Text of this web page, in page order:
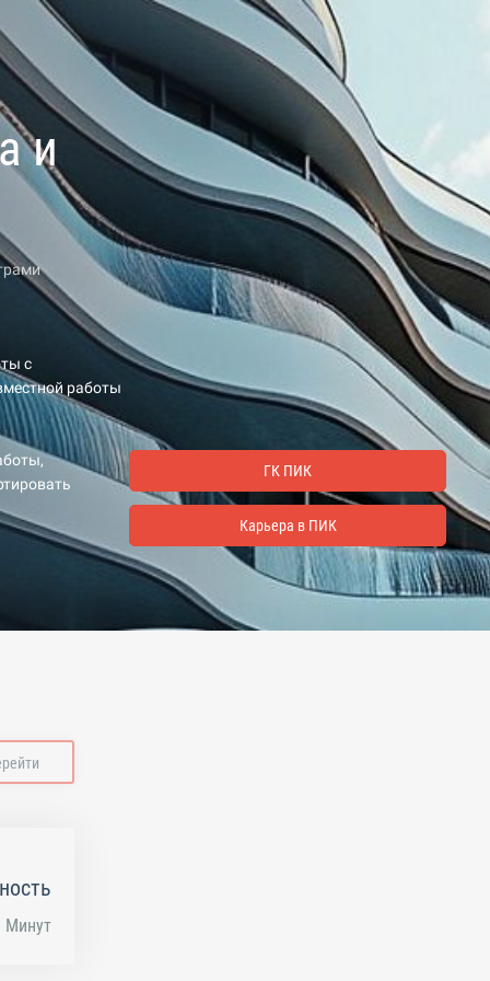
и
с
работы
ГК ПИК
Карьера в ПИК
Минут